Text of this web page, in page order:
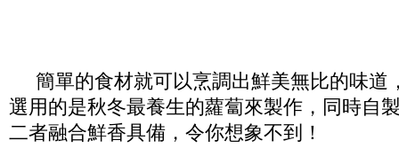
簡單的食材就可以烹調出鮮美無比的味道
選用的是秋冬最養生的蘿蔔來製作，同時自
二者融合鮮香具備，令你想象不到！